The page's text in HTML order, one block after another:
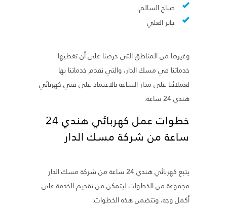
صباح السالم.
جابر العلي
وغيرها من المناطق التي حرصنا على أن تغطيها
خدماتنا في مسك الدار، والتي نقدم خدماتنا بها
لعملائنا على مدار الساعة بالاعتماد على فني كهربائي
هندي 24 ساعة.
خطوات عمل كهربائي هندي 24
ساعة من شركة مسك الدار
يتبع كهربائي هندي 24 ساعة من شركة مسك الدار
مجموعة من الخطوات ليتمكن من تقديم الخدمة على
أكمل وجه، وتتضمن هذه الخطوات: